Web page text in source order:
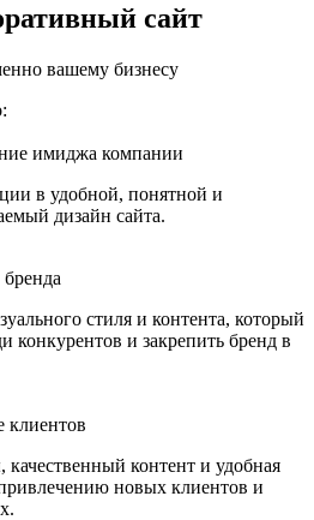
сайт
вашему бизнесу
имиджа компании
в удобной, понятной и
дизайн сайта.
стиля и контента, который
конкурентов и закрепить бренд в
клиентов
контент и удобная
новых клиентов и